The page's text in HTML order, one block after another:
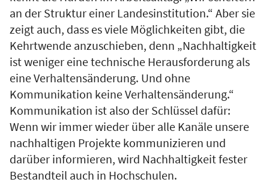
an der Struktur einer Landesinstitution.“ Aber sie
zeigt auch, dass es viele Möglichkeiten gibt, die
Kehrtwende anzuschieben, denn „Nachhaltigkeit
ist weniger eine technische Herausforderung als
eine Verhaltensänderung. Und ohne
Kommunikation keine Verhaltensänderung.“
Kommunikation ist also der Schlüssel dafür:
Wenn wir immer wieder über alle Kanäle unsere
nachhaltigen Projekte kommunizieren und
darüber informieren, wird Nachhaltigkeit fester
Bestandteil auch in Hochschulen.